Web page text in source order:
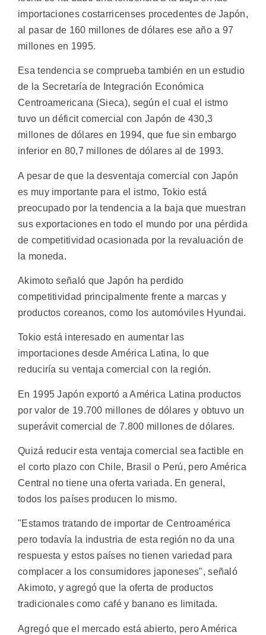
importaciones costarricenses procedentes de Japón,
al pasar de 160 millones de dólares ese año a 97
millones en 1995.
Esa tendencia se comprueba también en un estudio
de la Secretaría de Integración Económica
Centroamericana (Sieca), según el cual el istmo
tuvo un déficit comercial con Japón de 430,3
millones de dólares en 1994, que fue sin embargo
inferior en 80,7 millones de dólares al de 1993.
A pesar de que la desventaja comercial con Japón
es muy importante para el istmo, Tokio está
preocupado por la tendencia a la baja que muestran
sus exportaciones en todo el mundo por una pérdida
de competitividad ocasionada por la revaluación de
la moneda.
Akimoto señaló que Japón ha perdido
competitividad principalmente frente a marcas y
productos coreanos, como los automóviles Hyundai.
Tokio está interesado en aumentar las
importaciones desde América Latina, lo que
reduciría su ventaja comercial con la región.
En 1995 Japón exportó a América Latina productos
por valor de 19.700 millones de dólares y obtuvo un
superávit comercial de 7.800 millones de dólares.
Quizá reducir esta ventaja comercial sea factible en
el corto plazo con Chile, Brasil o Perú, pero América
Central no tiene una oferta variada. En general,
todos los países producen lo mismo.
"Estamos tratando de importar de Centroamérica
pero todavía la industria de esta región no da una
respuesta y estos países no tienen variedad para
complacer a los consumidores japoneses", señaló
Akimoto, y agregó que la oferta de productos
tradicionales como café y banano es limitada.
Agregó que el mercado está abierto, pero América